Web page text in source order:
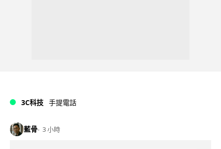
3C科技 手提電話
藍骨 3 小時